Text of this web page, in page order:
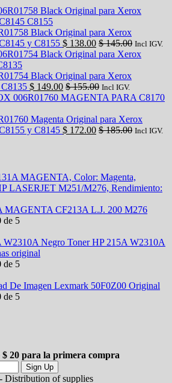
Black Original para Xerox
y C8155 $ 138.00 $145.00 Incl IGV.
Black Original para Xerox
$ 149.00 $155.00 Incl IGV.
Magenta Original para Xerox
y C8145 $ 172.00 $185.00 Incl IGV.
MAGENTA CF213A L.J. 200 M276
de 5
Toner HP 215A W2310A
original
de 5
De Imagen Lexmark 50F0Z00 Original
de 5
$ 20 para la primera compra
Sign Up